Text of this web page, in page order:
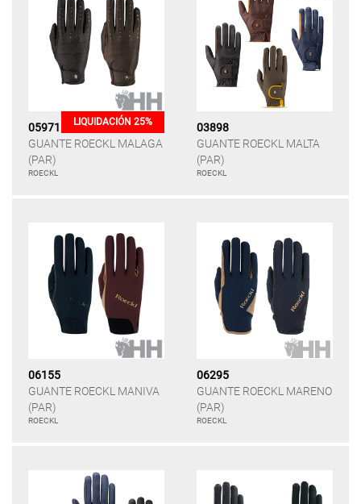
05971 LIQUIDACIÓN 25%
GUANTE ROECKL MALAGA
(PAR)
ROECKL
03898
GUANTE ROECKL MALTA
(PAR)
ROECKL
06155
GUANTE ROECKL MANIVA
(PAR)
ROECKL
06295
GUANTE ROECKL MARENO
(PAR)
ROECKL